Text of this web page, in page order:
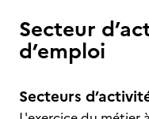
Secteur
d’emploi
Secteurs